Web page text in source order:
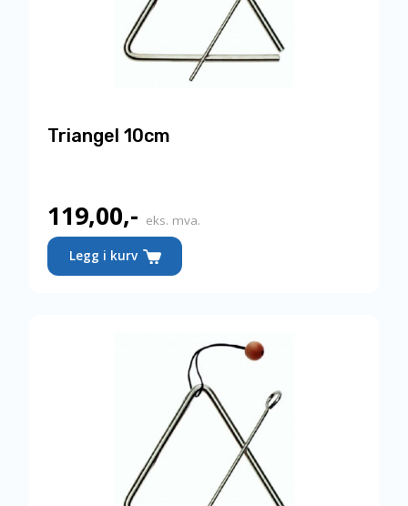
Triangel 10cm
119,00,- eks. mva.
Legg i kurv